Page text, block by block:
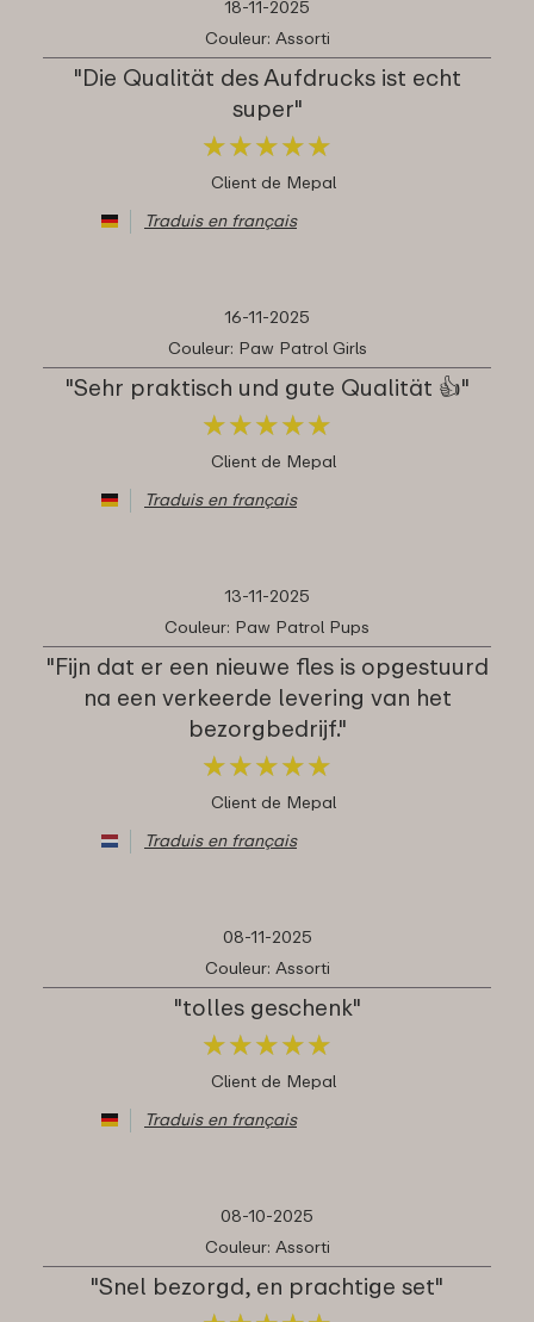
18-11-2025
Couleur: Assorti
"Die Qualität des Aufdrucks ist echt
super"
★★★★★
★★★★★
Client de Mepal
Traduis en français
16-11-2025
Couleur: Paw Patrol Girls
"Sehr praktisch und gute Qualität 👍"
★★★★★
★★★★★
Client de Mepal
Traduis en français
13-11-2025
Couleur: Paw Patrol Pups
"Fijn dat er een nieuwe fles is opgestuurd
na een verkeerde levering van het
bezorgbedrijf."
★★★★★
★★★★★
Client de Mepal
Traduis en français
08-11-2025
Couleur: Assorti
"tolles geschenk"
★★★★★
★★★★★
Client de Mepal
Traduis en français
08-10-2025
Couleur: Assorti
"Snel bezorgd, en prachtige set"